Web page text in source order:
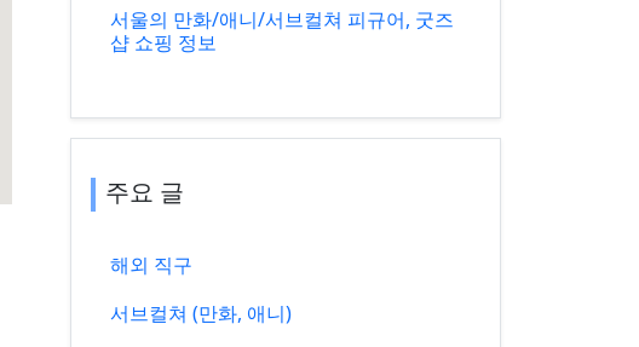
서울의 만화/애니/서브컬쳐 피규어, 굿즈
샵 쇼핑 정보
주요 글
해외 직구
서브컬쳐 (만화, 애니)